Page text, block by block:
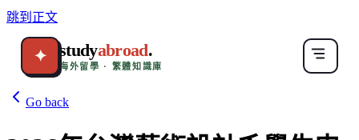
跳到正文
✦ studyabroad.
海外留學 · 繁體知識庫
Go back